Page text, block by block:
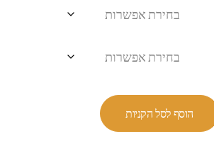
הוסף לסל הקניות